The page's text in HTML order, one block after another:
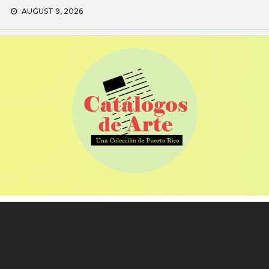
Skip
content
AUGUST 9, 2026